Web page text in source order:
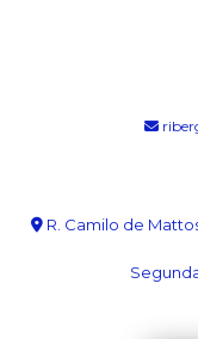
R. Camilo de